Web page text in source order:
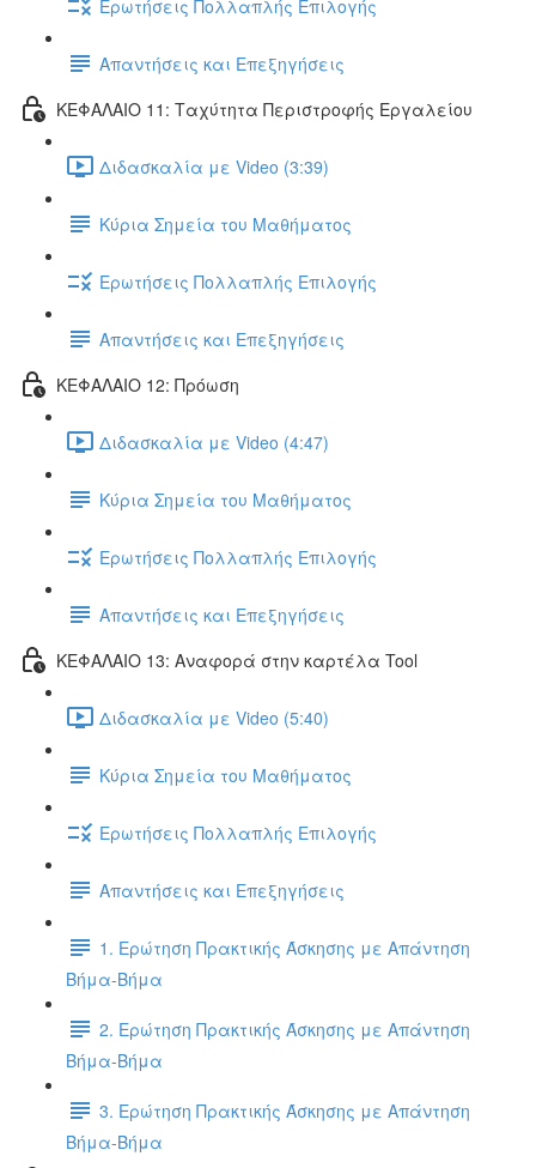
Ερωτήσεις Πολλαπλής Επιλογής
Απαντήσεις και Επεξηγήσεις
ΚΕΦΑΛΑΙΟ 11: Ταχύτητα Περιστροφής Εργαλείου
Διδασκαλία με Video (3:39)
Κύρια Σημεία του Μαθήματος
Ερωτήσεις Πολλαπλής Επιλογής
Απαντήσεις και Επεξηγήσεις
ΚΕΦΑΛΑΙΟ 12: Πρόωση
Διδασκαλία με Video (4:47)
Κύρια Σημεία του Μαθήματος
Ερωτήσεις Πολλαπλής Επιλογής
Απαντήσεις και Επεξηγήσεις
ΚΕΦΑΛΑΙΟ 13: Αναφορά στην καρτέλα Tool
Διδασκαλία με Video (5:40)
Κύρια Σημεία του Μαθήματος
Ερωτήσεις Πολλαπλής Επιλογής
Απαντήσεις και Επεξηγήσεις
1. Ερώτηση Πρακτικής Άσκησης με Απάντηση
Βήμα-Βήμα
2. Ερώτηση Πρακτικής Άσκησης με Απάντηση
Βήμα-Βήμα
3. Ερώτηση Πρακτικής Άσκησης με Απάντηση
Βήμα-Βήμα